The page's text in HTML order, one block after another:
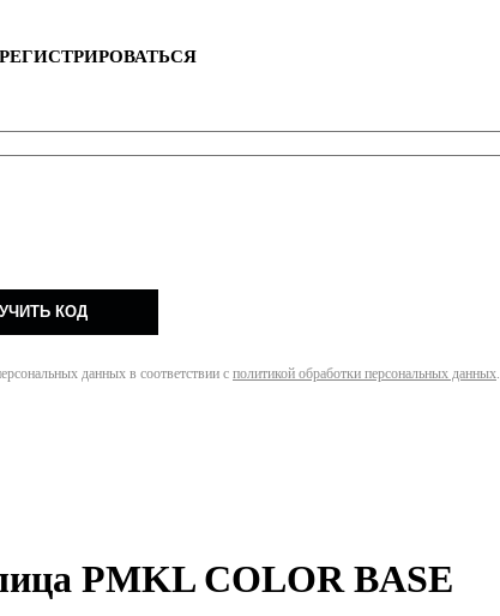
КОД
данных в соответствии с политикой обработки персональных данных.
PMKL COLOR BASE